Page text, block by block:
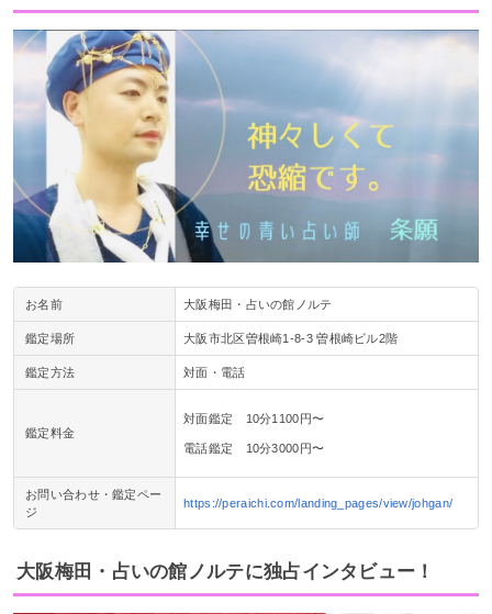
お名前 大阪梅田・占いの館ノルテ
鑑定場所 大阪市北区曽根崎1-8-3 曽根崎ビル2階
鑑定方法 対面・電話
鑑定料金
対面鑑定 10分1100円〜
電話鑑定 10分3000円〜
お問い合わせ・鑑定ペー
ジ
https://peraichi.com/landing_pages/view/johgan/
大阪梅田・占いの館ノルテに独占インタビュー！